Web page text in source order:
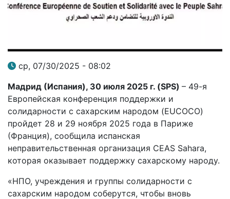
ср, 07/30/2025 - 08:02
Мадрид (Испания), 30 июля 2025 г. (SPS) – 49-я
Европейская конференция поддержки и
солидарности с сахарским народом (EUCOCO)
пройдет 28 и 29 ноября 2025 года в Париже
(Франция), сообщила испанская
неправительственная организация CEAS Sahara,
которая оказывает поддержку сахарскому народу.
«НПО, учреждения и группы солидарности с
сахарским народом соберутся, чтобы вновь